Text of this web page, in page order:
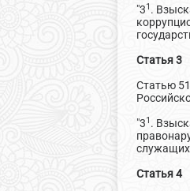
"31 .
Статья 3
Статью 51
"31 .
служащих
Статья 4